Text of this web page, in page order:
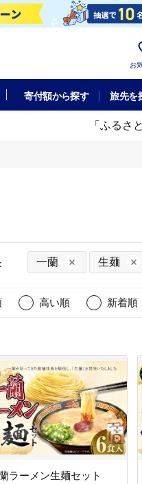
お
寄付額から探す 旅先を
「ふるさ
一蘭 生麺
高い順 新着順
ラーメン生麺セット